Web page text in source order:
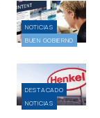
NOTICIAS
BUEN GOBIERNO
DESTACADO
NOTICIAS